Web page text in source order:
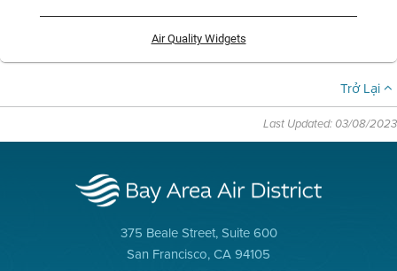
Air Quality Widgets
Trở Lại
Last Updated: 03/08/2023
375 Beale Street, Suite 600
San Francisco, CA 94105